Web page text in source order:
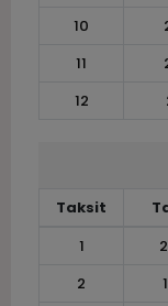
10
11
12
Taksit
1
2